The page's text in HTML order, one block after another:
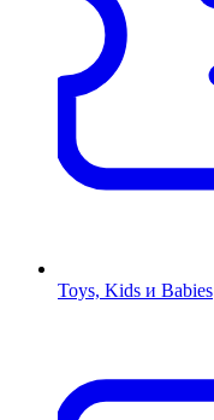
Toys, Kids и Babies